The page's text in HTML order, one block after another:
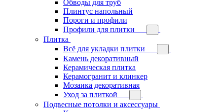
Обводы для труб
Плинтус напольный
Пороги и профили
Профили для плитки
Плитка
Всё для укладки плитки
Камень декоративный
Керамическая плитка
Керамогранит и клинкер
Мозаика декоративная
Уход за плиткой
Подвесные потолки и аксессуары